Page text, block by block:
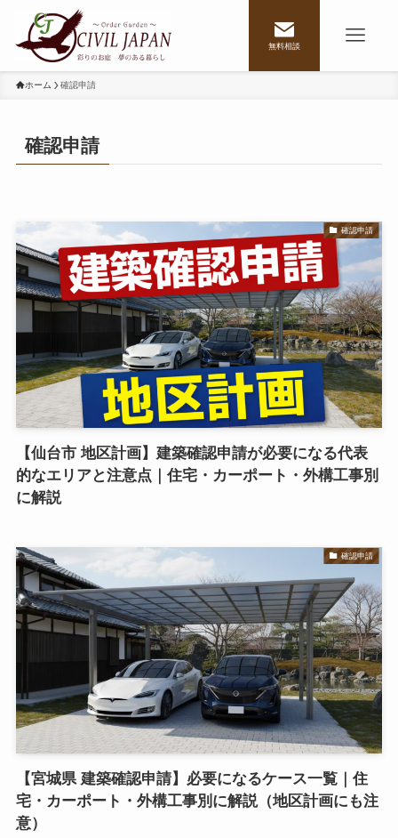
無料相談
ホーム 確認申請
確認申請
確認申請
【仙台市 地区計画】建築確認申請が必要になる代表
的なエリアと注意点｜住宅・カーポート・外構工事別
に解説
確認申請
【宮城県 建築確認申請】必要になるケース一覧｜住
宅・カーポート・外構工事別に解説（地区計画にも注
意）